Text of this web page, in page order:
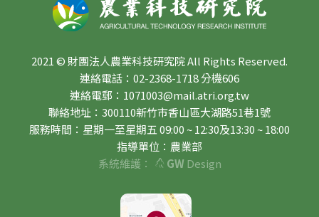
2021 © 財團法人農業科技研究院 All Rights Reserved.
連絡電話：02-2368-1718 分機606
連絡電郵：1071003@mail.atri.org.tw
聯絡地址：300110新竹市香山區大湖路51巷1號
服務時間：星期一至星期五 09:00 ~ 12:30及13:30 ~ 18:00
指導單位：農業部
系統維護：
GWDesign